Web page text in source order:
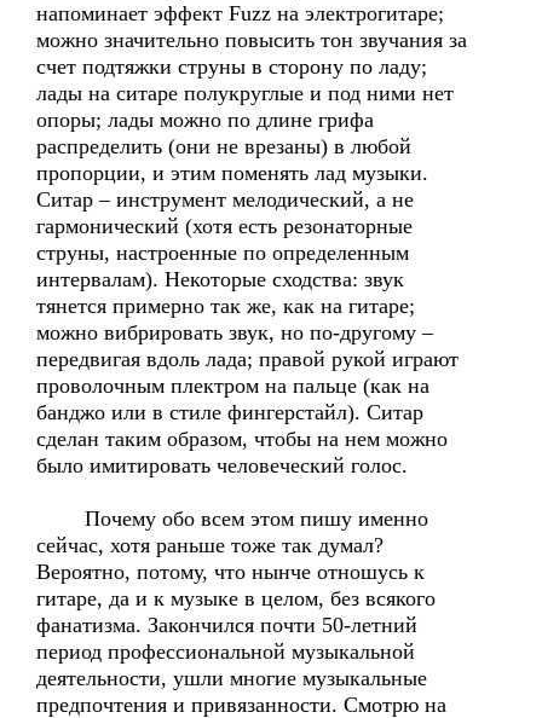
напоминает эффект Fuzz на электрогитаре;
можно значительно повысить тон звучания за
счет подтяжки струны в сторону по ладу;
лады на ситаре полукруглые и под ними нет
опоры; лады можно по длине грифа
распределить (они не врезаны) в любой
пропорции, и этим поменять лад музыки.
Ситар – инструмент мелодический, а не
гармонический (хотя есть резонаторные
струны, настроенные по определенным
интервалам). Некоторые сходства: звук
тянется примерно так же, как на гитаре;
можно вибрировать звук, но по-другому –
передвигая вдоль лада; правой рукой играют
проволочным плектром на пальце (как на
банджо или в стиле фингерстайл). Ситар
сделан таким образом, чтобы на нем можно
было имитировать человеческий голос.
Почему обо всем этом пишу именно
сейчас, хотя раньше тоже так думал?
Вероятно, потому, что нынче отношусь к
гитаре, да и к музыке в целом, без всякого
фанатизма. Закончился почти 50-летний
период профессиональной музыкальной
деятельности, ушли многие музыкальные
предпочтения и привязанности. Смотрю на